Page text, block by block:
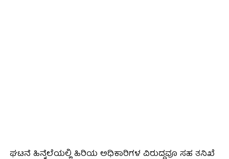
ಘಟನೆ ಹಿನ್ನೆಲೆಯಲ್ಲಿ ಹಿರಿಯ ಅಧಿಕಾರಿಗಳ ವಿರುದ್ಧವೂ ಸಹ ತನಿಖೆ